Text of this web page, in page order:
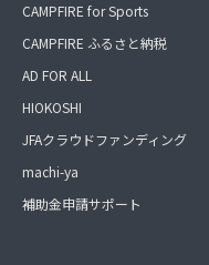
CAMPFIRE for Sports
CAMPFIRE ふるさと納税
AD FOR ALL
HIOKOSHI
JFAクラウドファンディング
machi-ya
補助金申請サポート